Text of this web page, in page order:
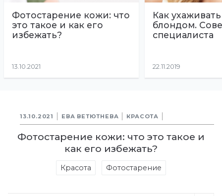
Фотостарение кожи: что
это такое и как его
избежать?
13.10.2021
Как
блондом.
специалиста
22.11.2019
13.10.2021 ЕВА ВЕТЮТНЕВА КРАСОТА
Фотостарение кожи: что это такое и
как его избежать?
Красота Фотостарение